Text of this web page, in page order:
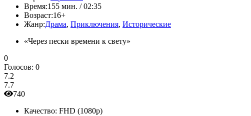
Время:155 мин. / 02:35
Возраст:16+
Жанр:Драма, Приключения, Исторические
«Через пески времени к свету»
0
Голосов: 0
7.2
7.7
740
Качество: FHD (1080p)